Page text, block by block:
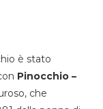
è stato
Pinocchio –
che